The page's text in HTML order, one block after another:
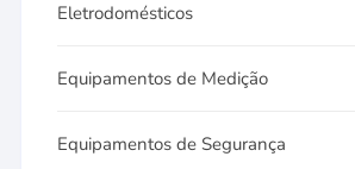
Eletrodomésticos
Equipamentos de Medição
Equipamentos de Segurança